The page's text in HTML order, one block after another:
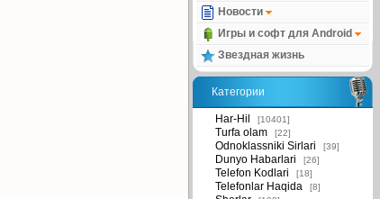
Новости
Игры и софт для Android
Звездная жизнь
Категории
Har-Hil [10401]
Turfa olam [22]
Odnoklassniki Sirlari [39]
Dunyo Habarlari [26]
Telefon Kodlari [18]
Telefonlar Haqida [8]